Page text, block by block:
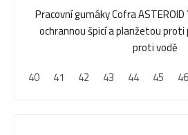
Pracovní gumáky Cofra ASTEROID
ochrannou špicí a planžetou
proti vodě
40
41 42 43 44 45 46